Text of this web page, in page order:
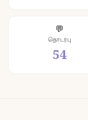
💬
தொடர்பு
54